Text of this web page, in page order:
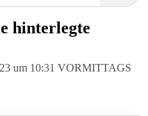
hinterlegte
um 10:31 VORMITTAGS